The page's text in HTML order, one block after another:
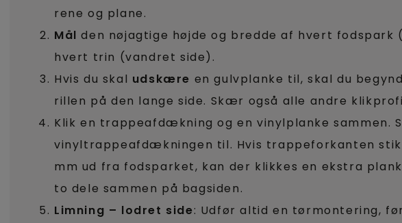
rene og plane.
Mål den nøjagtige højde og bredde af hvert fodspark
hvert trin (vandret side).
Hvis du skal udskære en gulvplanke til, skal du
rillen på den lange side. Skær også alle andre
Klik en trappeafdækning og en vinylplanke sammen.
vinyltrappeafdækningen til. Hvis trappeforkanten
mm ud fra fodsparket, kan der klikkes en ekstra
to dele sammen på bagsiden.
Limning – lodret side: Udfør altid en tørmontering,